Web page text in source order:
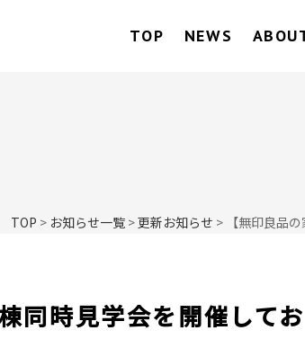
TOP NEWS
TOP > お知らせ一覧 >更新お知らせ > 【無印良品
同時見学会を開催してお